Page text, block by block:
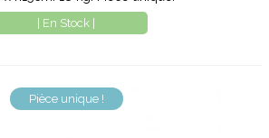
| En Stock |
Pièce unique !